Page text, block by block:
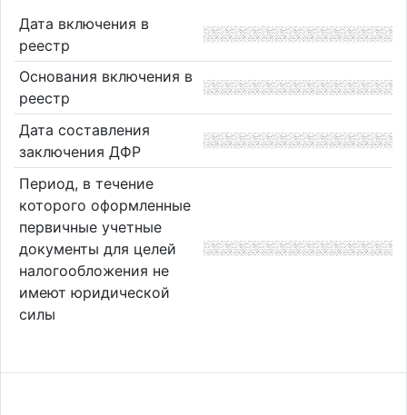
Дата включения в
реестр
Основания включения в
реестр
Дата составления
заключения ДФР
Период, в течение
которого оформленные
первичные учетные
документы для целей
налогообложения не
имеют юридической
силы